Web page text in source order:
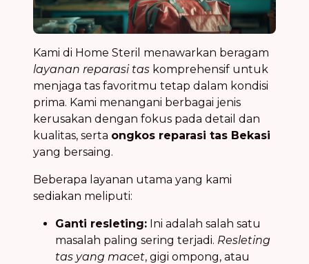
Kami di Home Steril menawarkan beragam
layanan reparasi tas komprehensif untuk
menjaga tas favoritmu tetap dalam kondisi
prima. Kami menangani berbagai jenis
kerusakan dengan fokus pada detail dan
kualitas, serta ongkos reparasi tas Bekasi
yang bersaing.
Beberapa layanan utama yang kami
sediakan meliputi:
Ganti resleting: Ini adalah salah satu
masalah paling sering terjadi. Resleting
tas yang macet, gigi ompong, atau